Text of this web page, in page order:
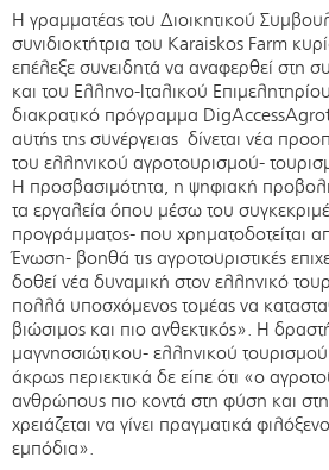
Η γραμματέας του Διοικητικού
συνιδιοκτήτρια του Karaiskos Farm
επέλεξε συνειδητά να αναφερθεί στη
και του Ελληνο-Ιταλικού
διακρατικό πρόγραμμα
αυτής της συνέργειας δίνεται νέα
του ελληνικού αγροτουρισμού-
H προσβασιμότητα, η ψηφιακή
τα εργαλεία όπου μέσω του
προγράμματος- που χρηματοδοτείται
Ένωση- βοηθά τις αγροτουριστικές
δοθεί νέα δυναμική στον ελληνικό
πολλά υποσχόμενος τομέας να
βιώσιμος και πιο ανθεκτικός». Η
μαγνησσιώτικου- ελληνικού
άκρως περιεκτικά δε είπε ότι «ο
ανθρώπους πιο κοντά στη φύση και
χρειάζεται να γίνει πραγματικά
εμπόδια».